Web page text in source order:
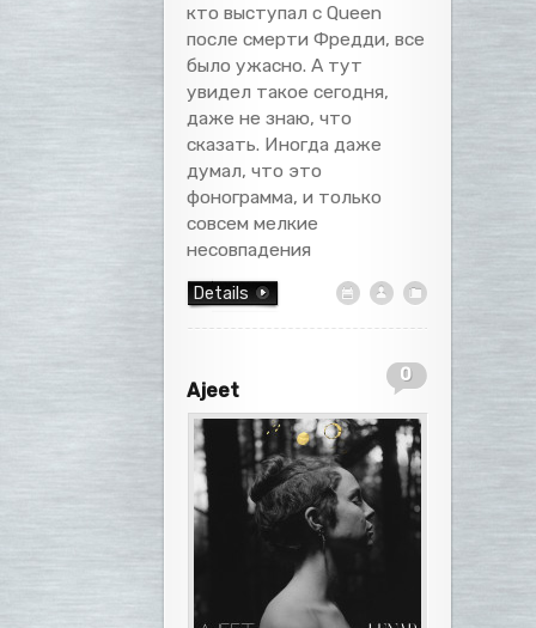
кто выступал с Queen
после смерти Фредди, все
было ужасно. А тут
увидел такое сегодня,
даже не знаю, что
сказать. Иногда даже
думал, что это
фонограмма, и только
совсем мелкие
несовпадения
Details
0
Ajeet